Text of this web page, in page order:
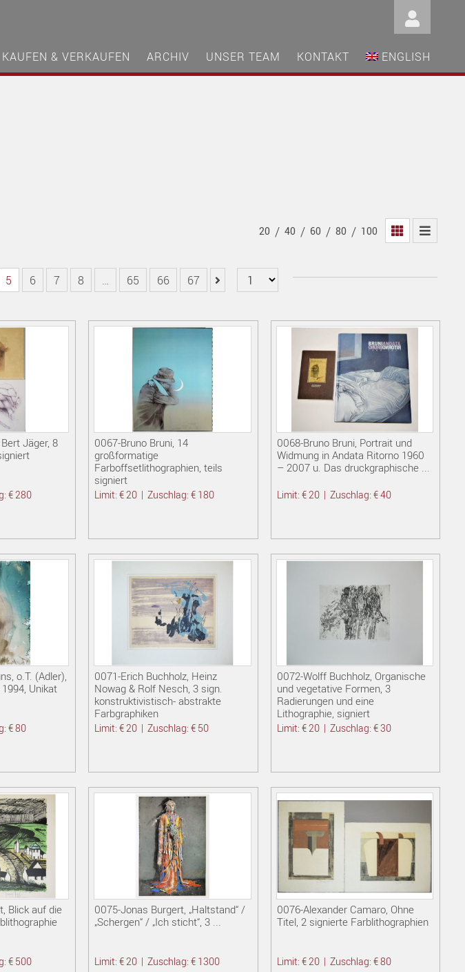
KAUFEN & VERKAUFEN ARCHIV UNSER TEAM KONTAKT ENGLISH
20 / 40 / 60 / 80 / 100
5 6 7 8 … 65 66 67
Jäger, 8
€ 280
0067-Bruno Bruni, 14
großformatige
Farboffsetlithographien, teils
signiert
Limit: € 20 |Zuschlag: € 180
0068-Bruno Bruni, Portrait und
Widmung in Andata Ritorno 1960
– 2007 u. Das druckgraphische ...
Limit: € 20 | Zuschlag: € 40
o.T. (Adler),
Unikat
€ 80
0071-Erich Buchholz, Heinz
Nowag & Rolf Nesch, 3 sign.
konstruktivistisch- abstrakte
Farbgraphiken
Limit: € 20 |Zuschlag: € 50
0072-Wolff Buchholz, Organische
und vegetative Formen, 3
Radierungen und eine
Lithographie, signiert
Limit: € 20 | Zuschlag: € 30
Blick auf die
€ 500
0075-Jonas Burgert, „Haltstand“ /
„Schergen“ / „Ich sticht“, 3 ...
Limit: € 20 |Zuschlag: € 1300
0076-Alexander Camaro, Ohne
Titel, 2 signierte Farblithographien
Limit: € 20 | Zuschlag: € 80